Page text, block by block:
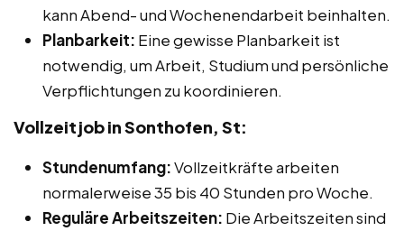
kann Abend- und Wochenendarbeit beinhalten.
Planbarkeit: Eine gewisse Planbarkeit ist
notwendig, um Arbeit, Studium und persönliche
Verpflichtungen zu koordinieren.
Vollzeitjob in Sonthofen, St:
Stundenumfang:Vollzeitkräfte arbeiten
normalerweise 35 bis 40 Stunden pro Woche.
Reguläre Arbeitszeiten: Die Arbeitszeiten sind